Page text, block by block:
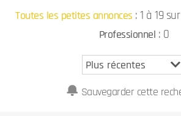
Toutes les petites annonces :1 à 19
Professionnel : 0
Sauvegarder cette